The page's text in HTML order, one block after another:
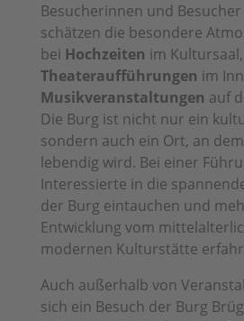
Besucherinnen und
schätzen die besondere
bei Hochzeiten im
Theateraufführungen im
Musikveranstaltungen auf
Die Burg ist nicht nur ein
sondern auch ein Ort, an
lebendig wird. Bei einer
Interessierte in die
der Burg eintauchen und
Entwicklung vom
modernen Kulturstätte
Auch außerhalb von
sich ein Besuch der Burg